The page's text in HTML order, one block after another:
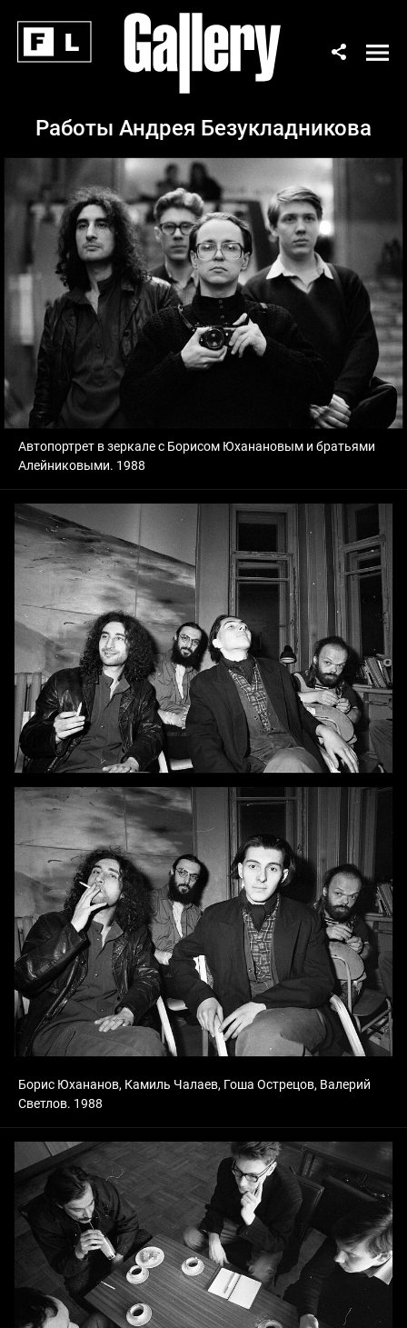
Работы Андрея Безукладникова
Автопортрет в зеркале с Борисом Юханановым и братьями
Алейниковыми. 1988
Борис Юхананов, Камиль Чалаев, Гоша Острецов, Валерий
Светлов. 1988